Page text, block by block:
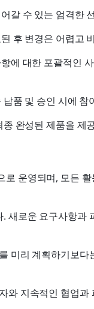
갈 수 있는 엄격한
후 변경은 어렵고
에 대한 포괄적인
품 및 승인 시에 참
완성된 제품을 제
운영되며, 모든
새로운 요구사항과
미리 계획하기보
와 지속적인 협업과